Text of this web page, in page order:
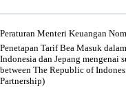
Peraturan Menteri Keuangan
Penetapan Tarif Bea Masuk
Indonesia dan Jepang mengenai
between The Republic of
Partnership)